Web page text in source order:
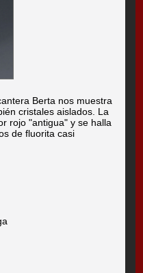
Berta nos muestra
cristales aislados. La
rojo "antigua" y se halla
de fluorita casi